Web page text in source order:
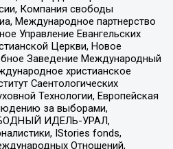
Компания свободы
Международное партнерство
Управление Евангельских
Церкви, Новое
Заведение Международный
христианское
Саентологических
Технологии, Европейская
за выборами,
ИДЕЛЬ-УРАЛ,
IStories fonds,
Отношений,